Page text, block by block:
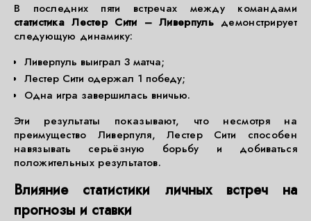
В последних пяти встречах между командами
статистика Лестер Сити – Ливерпульдемонстрирует
следующую динамику:
Ливерпуль выиграл 3 матча;
Лестер Сити одержал 1 победу;
Одна игра завершилась вничью.
Эти результаты показывают, что несмотря на
преимущество Ливерпуля, Лестер Сити способен
навязывать серьёзную борьбу и добиваться
положительных результатов.
Влияние статистики личных встреч на
прогнозы и ставки